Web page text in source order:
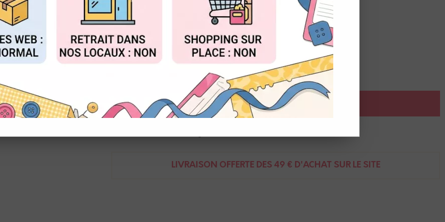
Réf. :NEO_7500.141
Pastel à la cire aquarellable, forte concentration en pignents.
Idéal pour la colorisation avec un pinceau à réserve d'eau.
Caran d'ache - Neocolor 2
AJOUTER AU PANIER
LIVRAISON OFFERTE DÈS 49 € D'ACHAT SUR LE SITE
ACCEPTER TOUT